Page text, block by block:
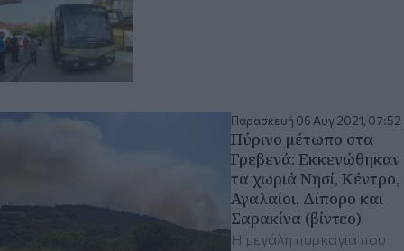
Παρασκευή 06 Αυγ 2021, 07:52
Πύρινο μέτωπο στα
Γρεβενά: Εκκενώθηκαν
τα χωριά Νησί, Κέντρο,
Αγαλαίοι, Δίπορο και
Σαρακίνα (βίντεο)
H μεγάλη πυρκαγιά που